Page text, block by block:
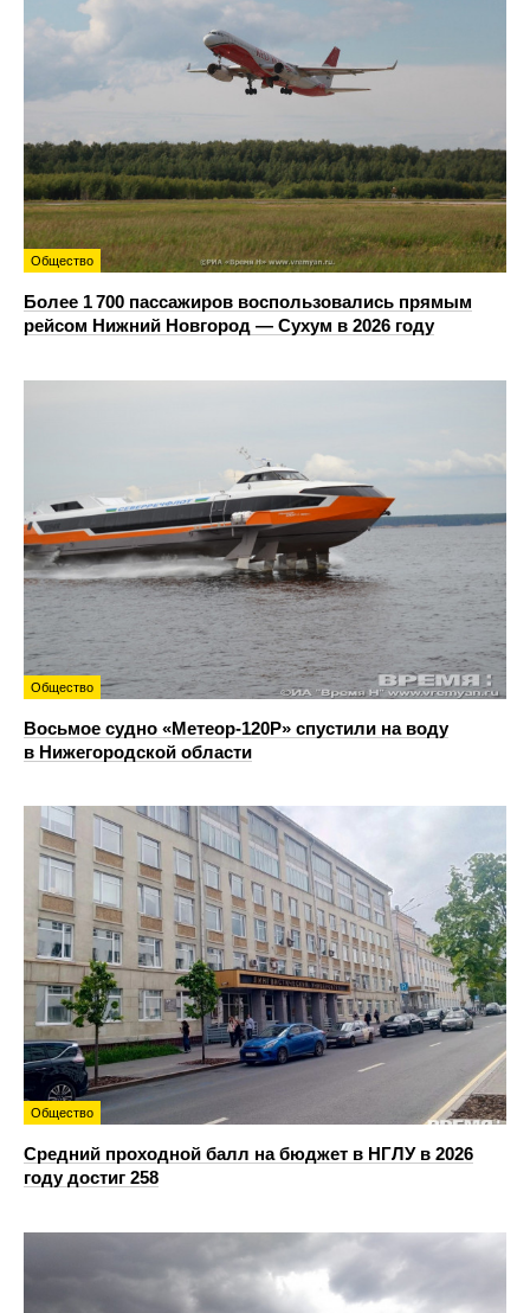
Общество
Более 1 700 пассажиров воспользовались прямым
рейсом Нижний Новгород — Сухум в 2026 году
Общество
Восьмое судно «Метеор-120Р» спустили на воду
в Нижегородской области
Общество
Средний проходной балл на бюджет в НГЛУ в 2026
году достиг 258